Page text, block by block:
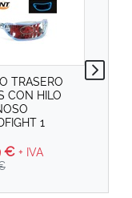
TRASERO
CON HILO
1
€ + IVA